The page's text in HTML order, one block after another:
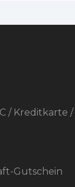
/ Kreditkarte /
Gutschein